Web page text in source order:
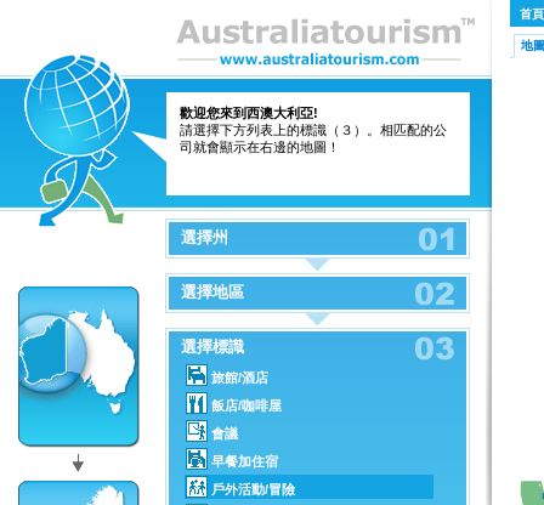
歡迎您來到西澳大利亞!
請選擇下方列表上的標識（３）。相匹配的公
司就會顯示在右邊的地圖！
選擇州
選擇地區
選擇標識
旅館/酒店
飯店/咖啡屋
會議
早餐加住宿
戶外活動/冒險
首頁
地圖